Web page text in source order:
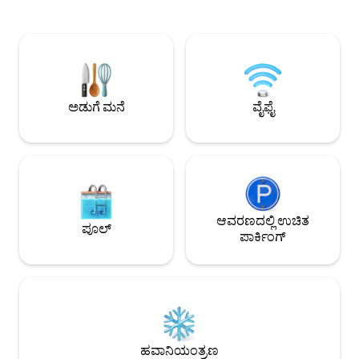
0931835845 ಅನ್ನು ಸಂಪರ್ಕಿಸಿ 1. ಡಬಲ್ ರೂಮ್,
ಹೆಚ್ಚು ಸೊಗಸಾಗಿ ಅಲಂಕರಿಸಲಾಗಿದೆ, ಸ್ಟ್ರೆಚಿಂಗ್ ಚೇರ್
ಇದೆ, ಇದು ತೈನಾನ್ ಪ್ರವಾಸದಲ್ಲಿ ಆರಾಮದಾಯಕ
ಕೋಣೆಗೆ ಹಿಂತಿರುಗಲು ನಿಮಗೆ ಅನುವು
ಮತ್ತು ಇಡೀ ದಿನದ ಆಯಾಸವನ್ನು ಬಿಡುಗಡೆ
ಪತ್ರಿಕೆಗಳು, ಪುಸ್ತಕಗಳು ಮತ್ತು ಸೋಫಾ ಇರಿಸಲಾಗಿದೆ,
ಇದರಿಂದ ನೀವು ಪ್ರಯಾಣದ ಸಮಯದಲ್ಲಿ ಸ್ವಲ್ಪ
ವಿಶ್ರಾಂತಿ ಪಡೆಯಬಹುದು ಮತ್ತು ಪುಸ್ತಕಗಳು ಮತ್ತು
ಪತ್ರಿಕೆಗಳನ್ನು ಓದಬಹುದು. 3. ಪರಿಸರ ಸ್ನೇಹಕ್ಕಾಗಿ,
ಒದಗಿಸಲಾಗುವುದಿಲ್ಲ, ದಯವಿಟ್ಟು ನಿಮ್ಮ ಸ್ವಂತ
ನೀವು ತೈನಾನ್ ಸಿನ್ ಟಿಯಾಂಡಿ ಸಿನ್ ಕುವಾಂಗ್
ಸ್ಯಾಂಟೆಟ್ಸು ಮತ್ತು ಬ್ಲೂ ಸನ್ ಪಿಕ್ಚರ್ ಅಂಡ್ ಕಲ್ಚರಲ್
ಡಿಸ್ಟ್ರಿಕ್ಟ್‌ಗೆ ನಡೆದುಕೊಂಡು ಹೋಗಬಹುದು.
ಮತ್ತು ಬೆಚ್ಚಗಿನ ಊಟದ
ನೀವು ಕುಟುಂಬ
ಸ್ಥಳವನ್ನು ಬಯಸಿದರೆ,
ಎಂದು ನನಗೆ
ಮತ್ತು 4 ನೇ
ರೂಮ್‌ಗಳಿವೆ (ನಾಲ್ಕು
ಮಲಗಿಸಬಹುದು).
ಬೆಡ್‌ರೂಮ್‌ನಂತೆ
ಮಹಡಿಯು ನೆಲದಿಂದ
ಹೊಂದಿರುವ ದೊಡ್ಡ
ಮತ್ತು ರಾತ್ರಿಯ ವಿಭಿನ್ನ
ಅಡುಗೆ ಮನೆ ವೈಫೈ
ಪೂಲ್
ಆವರಣದಲ್ಲಿ ಉಚಿತ
ಪಾರ್ಕಿಂಗ್
ಹವಾನಿಯಂತ್ರಣ